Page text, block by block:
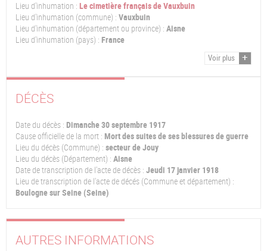
Lieu d'inhumation : Le cimetière français de Vauxbuin
Lieu d'inhumation (commune) : Vauxbuin
Lieu d'inhumation (département ou province) : Aisne
Lieu d'inhumation (pays) : France
Voir plus
DÉCÈS
Date du décès : Dimanche 30 septembre 1917
Cause officielle de la mort : Mort des suites de ses blessures de guerre
Lieu du décès (Commune) : secteur de Jouy
Lieu du décès (Département) : Aisne
Date de transcription de l'acte de décès : Jeudi 17 janvier 1918
Lieu de transcription de l'acte de décés (Commune et département) :
Boulogne sur Seine (Seine)
AUTRES INFORMATIONS